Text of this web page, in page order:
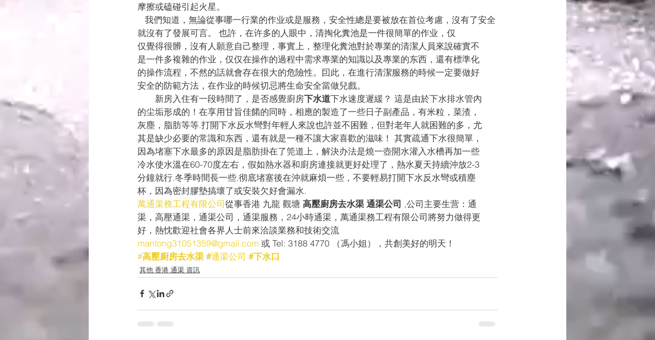
摩擦或磕碰引起火星。
就沒有了發展可言。 也許，在许多的人眼中，清掏化糞池是一件很簡單的作业，仅
仅覺得很髒，沒有人願意自己整理，事實上，整理化糞池對於專業的清潔人員來說確實不
是一件多複雜的作业，仅仅在操作的過程中需求專業的知識以及專業的东西，還有標準化
的操作流程，不然的話就會存在很大的危險性。囙此，在進行清潔服務的時候一定要做好
安全的防範方法，在作业的時候切忌將生命安全當做兒戲。
新房入住有一段時間了，是否感覺廚房下水道下水速度遲緩？ 這是由於下水排水管內
的尘垢形成的！在享用甘旨佳餚的同時，相應的製造了一些日子副產品，有米粒，菜渣，
灰塵，脂肪等等.打開下水反水彎對年輕人來說也許並不困難，但對老年人就困難的多，尤
其是缺少必要的常識和东西，還有就是一種不讓大家喜歡的滋味！ 其實疏通下水很簡單，
因為堵塞下水最多的原因是脂肪掛在了筦道上，解決办法是燒一壺開水灌入水槽再加一些
冷水使水溫在60-70度左右，假如熱水器和廚房連接就更好处理了，熱水夏天持續沖放2-3
分鐘就行.冬季時間長一些.彻底堵塞後在沖就麻煩一些，不要輕易打開下水反水彎或積塵
杯，因為密封膠墊搞壞了或安裝欠好會漏水.
萬通渠務工程有限公司從事香港 九龍 觀塘 高壓廚房去水渠 通渠公司 ,公司主要生营：通
渠，高壓通渠，通渠公司，通渠服務，24小時通渠，萬通渠務工程有限公司將努力做得更
好，熱忱歡迎社會各界人士前來洽談業務和技術交流
mantong31051359@gmail.com 或 Tel: 3188 4770 （馮小姐），共創美好的明天！
#高壓廚房去水渠 #通渠公司 #下水口
其他 香港 通渠 資訊